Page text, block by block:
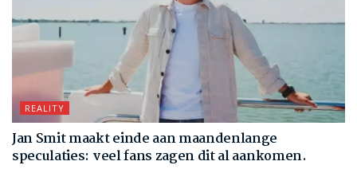
REALITY
Jan Smit maakt einde aan maandenlange
speculaties: veel fans zagen dit al aankomen.